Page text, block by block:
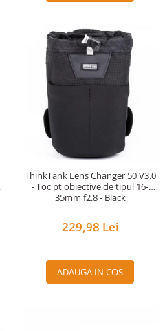
ThinkTank Lens Changer 50 V3.0
- Toc pt obiective de tipul 16-
35mm f2.8 - Black
229,98 Lei
ADAUGA IN COS